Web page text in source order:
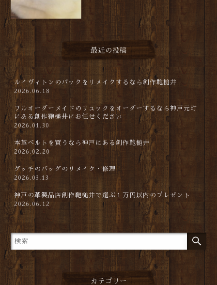
最近の投稿
ルイヴィトンのバックをリメイクするなら創作鞄槌井
2026.06.18
フルオーダーメイドのリュックをオーダーするなら神戸元町
にある創作鞄槌井にお任せください
2026.01.30
本革ベルトを買うなら神戸にある創作鞄槌井
2026.02.20
グッチのバッグのリメイク・修理
2026.03.13
神戸の革製品店創作鞄槌井で選ぶ１万円以内のプレゼント
2026.06.12
カテゴリー